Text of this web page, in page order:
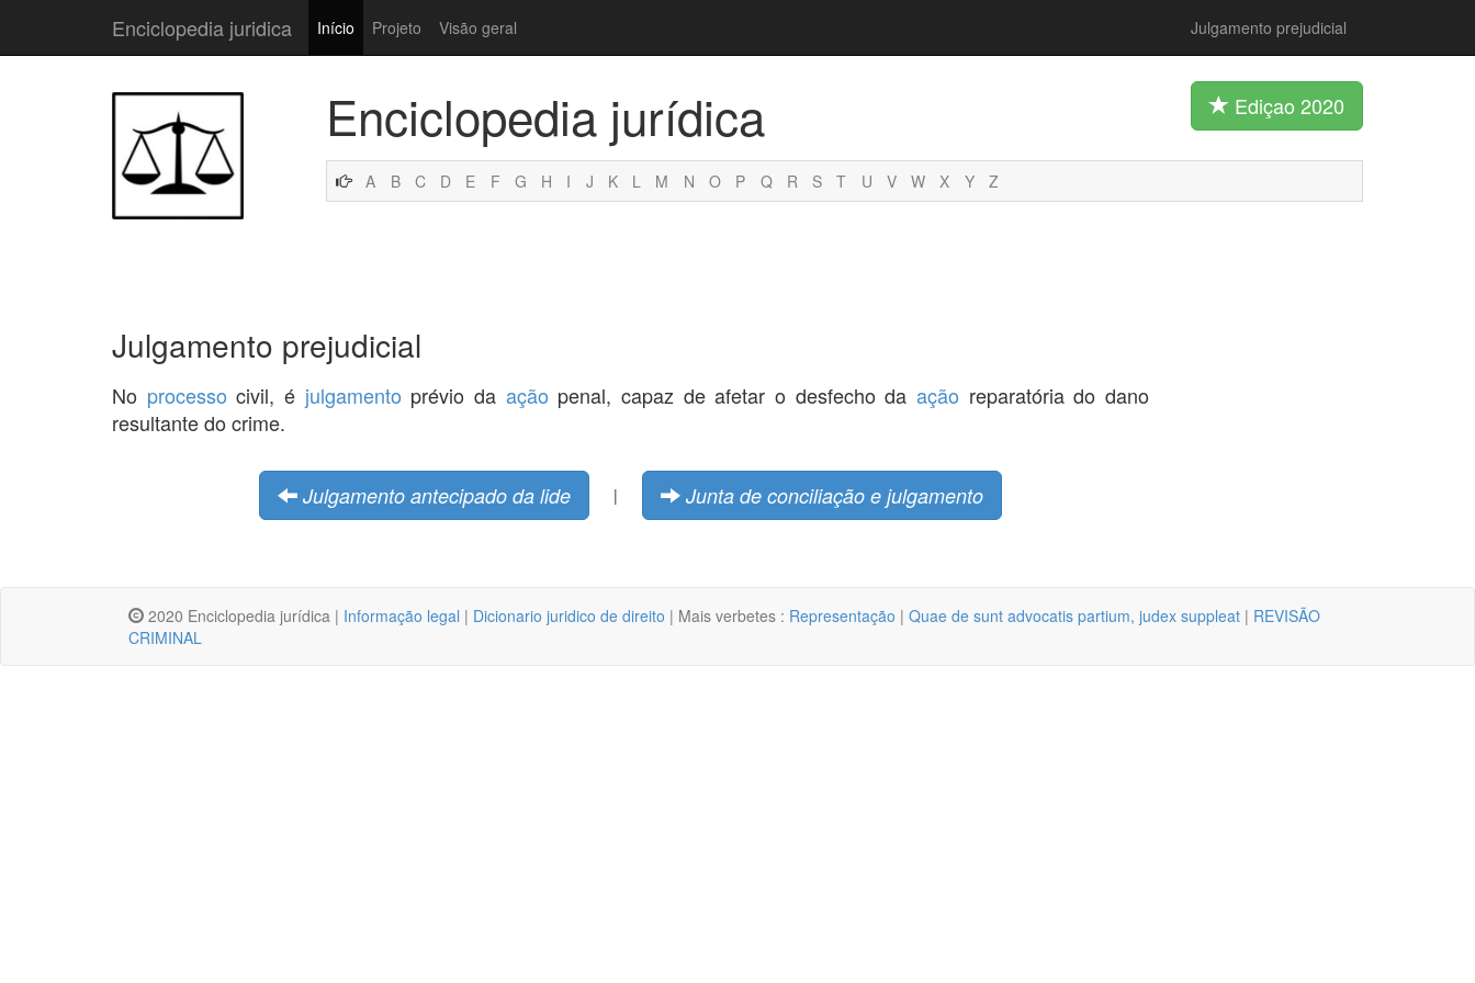
Enciclopedia juridica Início Projeto Visão geral Julgamento prejudicial
Enciclopedia jurídica Ediçao 2020
A B C D E F G H I J K L M N O P Q R S T U V W X Y Z
Julgamento prejudicial
No processo civil, é julgamento prévio da ação penal, capaz de afetar o desfecho daação reparatória do dano
resultante do crime.
Julgamento antecipado da lide | Junta de conciliação e julgamento
2020 Enciclopedia jurídica | Informação legal | Dicionario juridico de direito | Mais verbetes : Representação | Quae de sunt advocatis partium, judex suppleat | REVISÃO
CRIMINAL